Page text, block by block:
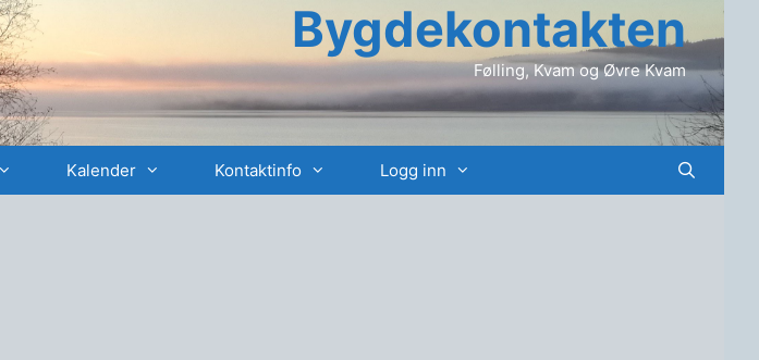
Bygdekontakten
Følling, Kvam og Øvre Kvam
Kalender Kontaktinfo Logg inn